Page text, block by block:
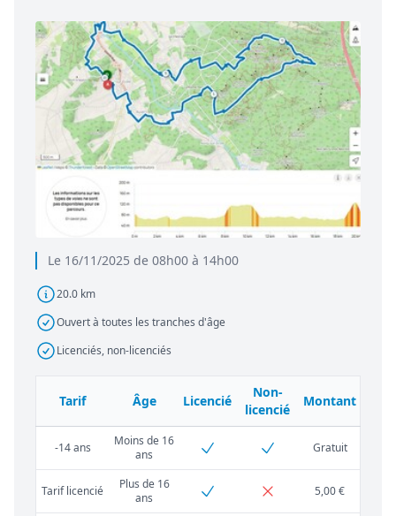
Le 16/11/2025 de 08h00 à 14h00
20.0 km
Ouvert à toutes les tranches d'âge
Licenciés, non-licenciés
Tarif Âge Licencié
Non-
licencié
Montant
-14 ans
Moins de 16
ans
Gratuit
Tarif licencié
Plus de 16
ans
5,00 €